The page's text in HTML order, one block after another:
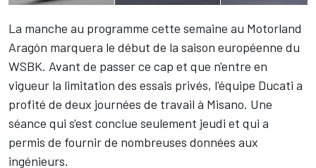
La manche au programme cette semaine au Motorland
Aragón marquera le début de la saison européenne du
WSBK. Avant de passer ce cap et que n'entre en
vigueur la limitation des essais privés, l'équipe Ducati a
profité de deux journées de travail à Misano. Une
séance qui s'est conclue seulement jeudi et qui a
permis de fournir de nombreuses données aux
ingénieurs.